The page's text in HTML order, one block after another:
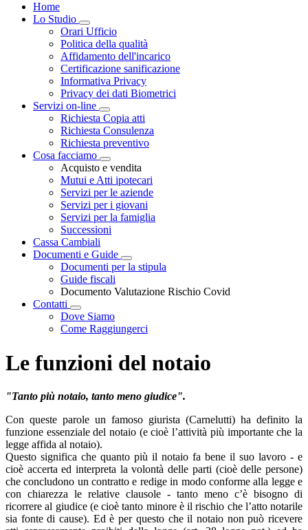
Home
Lo Studio
Visualizza menù di secondo livello
Orari Ufficio
Politica della qualità
Affidamento dell'incarico
Certificazione sanificazione
Informativa Privacy
Privacy dei dati Biometrici
Servizi on-line
Visualizza menù di secondo livello
Richiesta Copia atti
Richiesta Consulenza
Richiesta preventivo
Cosa facciamo
Visualizza menù di secondo livello
Acquisto e vendita
Mutui e Atti ipotecari
Servizi per le aziende
Servizi per i giovani
Servizi per la famiglia
Successioni
Cassa Cambiali
Documenti e Guide
Visualizza menù di secondo livello
Documenti per la stipula
Guide fiscali
Documento Valutazione Rischio Covid
Contatti
Visualizza menù di secondo livello
Dove Siamo
Come Raggiungerci
Le funzioni del notaio
"Tanto più notaio, tanto meno giudice".
Con queste parole un famoso giurista (Carnelutti) ha definito la
funzione essenziale del notaio (e cioè l’attività più importante che la
legge affida al notaio).
Questo significa che quanto più il notaio fa bene il suo lavoro - e
cioè accerta ed interpreta la volontà delle parti (cioè delle persone)
che concludono un contratto e redige in modo conforme alla legge e
con chiarezza le relative clausole - tanto meno c’è bisogno di
ricorrere al giudice (e cioè tanto minore è il rischio che l’atto notarile
sia fonte di cause). Ed è per questo che il notaio non può ricevere